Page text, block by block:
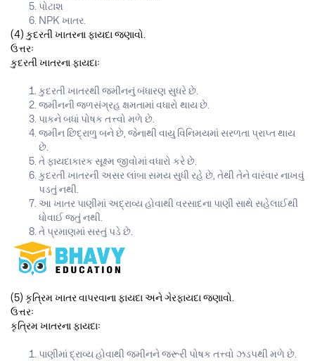
પોટાશ
NPK ખાતર.
(4) કુદરતી ખાતરના ફાયદા જણાવો.
ઉત્તરઃ
કુદરતી ખાતરના ફાયદાઃ
કુદરતી ખાતરથી જમીનનું બંધારણ સુધરે છે.
જમીનની જળસંગ્રહ ક્ષમતામાં વધારો થાય છે.
પાકને બધાં પોષક તત્ત્વો મળે છે.
જમીન છિદ્રાળુ બને છે, જેનાથી વાયુ વિનિમયમાં સરળતા પ્રાપ્ત થાય
છે.
તે ફાયદાકારક સૂક્ષ્મ જીવોમાં વધારો કરે છે.
કુદરતી ખાતરની અસર લાંબા સમય સુધી રહે છે, તેથી તેને વારંવાર નાખવું
પડતું નથી.
આ ખાતર પાણીમાં અદ્રાવ્ય હોવાથી વરસાદના પાણી સાથે સહેલાઈથી
ધોવાઈ જતું નથી.
તે પ્રમાણમાં સસ્તું પડે છે.
(5) કૃત્રિમ ખાતર વાપરવાના ફાયદા અને ગેરફાયદા જણાવો.
ઉત્તરઃ
કૃત્રિમ ખાતરના ફાયદાઃ
પાણીમાં દ્રાવ્ય હોવાથી જમીનને જરૂરી પોષક તત્ત્વો ઝડપથી મળે છે.